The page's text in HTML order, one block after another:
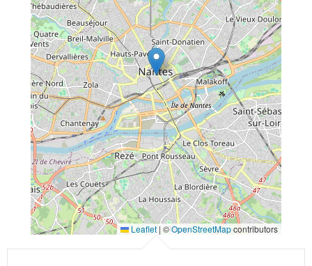
Leaflet | ©OpenStreetMapcontributors